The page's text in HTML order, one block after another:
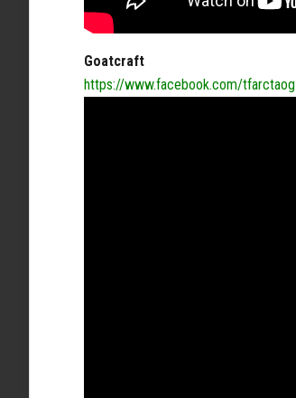
Goatcraft
https://www.facebook.com/tfarctaog